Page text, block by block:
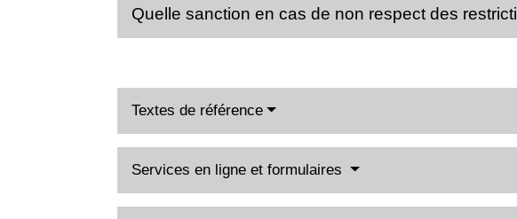
Quelle sanction en cas de non respect des
Textes de référence
Services en ligne et formulaires